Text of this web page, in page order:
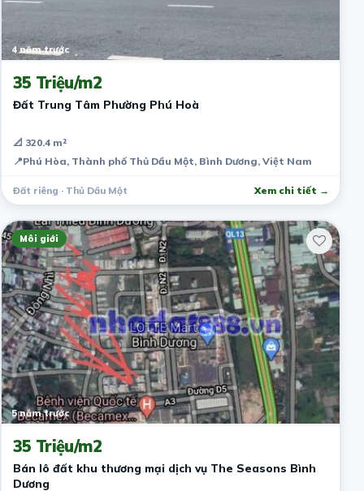
4 năm trước
35 Triệu/m2
Đất Trung Tâm Phường Phú Hoà
📐 320.4 m²
📍Phú Hòa, Thành phố Thủ Dầu Một, Bình Dương, Việt Nam
Đất riêng · Thủ Dầu Một Xem chi tiết →
Môi giới
5 năm trước
35 Triệu/m2
Bán lô đất khu thương mại dịch vụ The Seasons Bình
Dương